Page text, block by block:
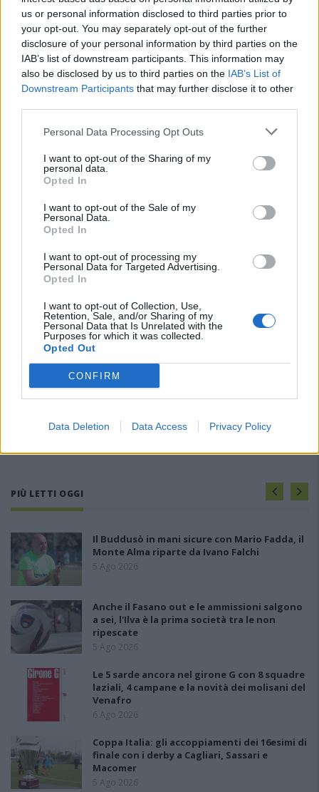
us or personal information disclosed to third parties prior to
your opt-out. You may separately opt-out of the further
disclosure of your personal information by third parties on the
IAB’s list of downstream participants. This information may
also be disclosed by us to third parties on the IAB’s List of
Downstream Participants that may further disclose it to other
Personal Data Processing Opt Outs
I want to opt-out of the Sharing of my
personal data.
Opted In
I want to opt-out of the Sale of my
Personal Data.
Opted In
I want to opt-out of processing my
Personal Data for Targeted Advertising.
Opted In
I want to opt-out of Collection, Use,
Retention, Sale, and/or Sharing of my
Personal Data that Is Unrelated with the
Purposes for which it was collected.
Opted Out
CONFIRM
Data Deletion Data Access Privacy Policy
PIÙ LETTI OGGI
Il Buddusò in mani sicure con Mario Fadda, il
Monte Alma riparte da Ivano Falchi
5 Ago 2026
Anche il Fasano out e le ammissioni salgono
a sei, l'Ilva è la prima società tra le non
ripescate
5 Ago 2026
Le 5 sarde ancora nel girone G con 8 squadre
laziali, 4 campane e la novità dei molisani del
Venafro
6 Ago 2026
Coppa Italia: gli accoppiamenti dei 16esimi di
finale con i derby a Cagliari, Sassari e
Macomer
5 Ago 2026